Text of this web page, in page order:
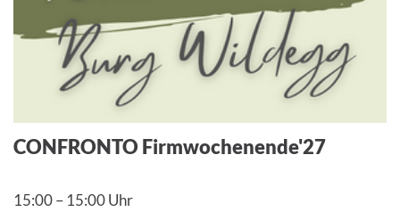
15:00 – 15:00 Uhr
CONFRONTO Firmwochenende'27